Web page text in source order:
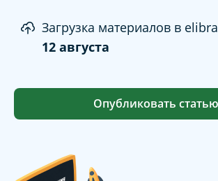
Загрузка материалов в
12 августа
Опубликовать статью